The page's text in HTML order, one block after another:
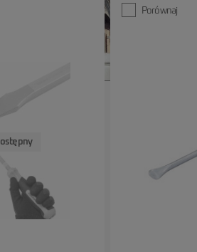
– rękawice, okulary ochronne,
w zależności od rodzaju pracy.
większej siły niż zalecana
i tnące – przechowuj je w osłonach, aby
pozycję – unikaj ryzyka poślizgnięcia
przypadku usterki – dalsze użytkowanie
Porównaj